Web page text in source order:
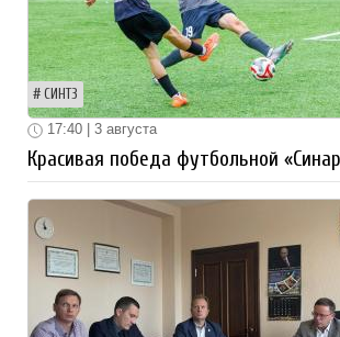
СИНТЗ
17:40 | 3 августа
Красивая победа футбольной